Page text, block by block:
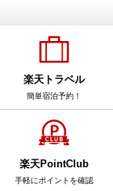
楽天トラベル
簡単宿泊予約！
楽天PointClub
手軽にポイントを確認